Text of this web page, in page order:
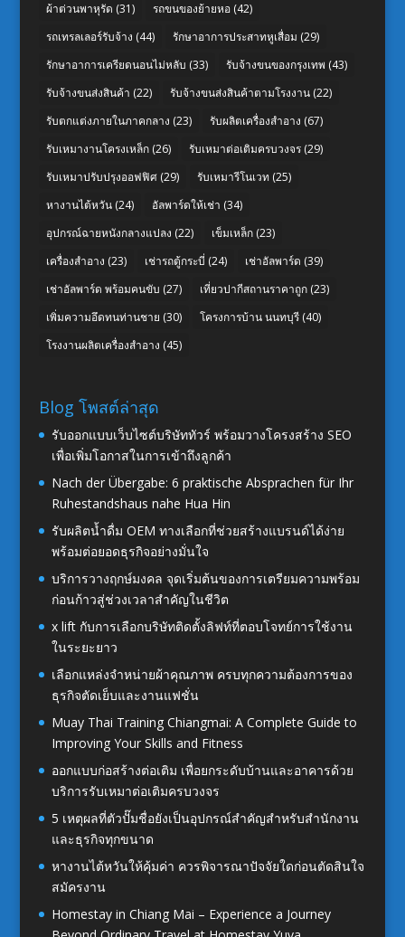
ผ้าต่วนพาหุรัด (31) รถขนของย้ายหอ(42)
รถเทรลเลอร์รับจ้าง (44) รักษาอาการประสาทหูเสื่อม (29)
รักษาอาการเครียดนอนไม่หลับ (33) รับจ้างขนของกรุงเทพ (43)
รับจ้างขนส่งสินค้า (22) รับจ้างขนส่งสินค้าตามโรงงาน(22)
รับตกแต่งภายในภาคกลาง (23) รับผลิตเครื่องสำอาง (67)
รับเหมางานโครงเหล็ก(26) รับเหมาต่อเติมครบวงจร(29)
รับเหมาปรับปรุงออฟฟิศ(29) รับเหมารีโนเวท (25)
หางานไต้หวัน(24) อัลพาร์ดให้เช่า (34)
อุปกรณ์ฉายหนังกลางแปลง (22) เข็มเหล็ก(23)
เครื่องสำอาง (23) เช่ารถตู้กระบี่ (24) เช่าอัลพาร์ด (39)
เช่าอัลพาร์ด พร้อมคนขับ (27) เที่ยวปากีสถานราคาถูก(23)
เพิ่มความอึดทนท่านชาย (30) โครงการบ้าน นนทบุรี(40)
โรงงานผลิตเครื่องสำอาง (45)
Blog โพสต์ล่าสุด
รับออกแบบเว็บไซต์บริษัททัวร์ พร้อมวางโครงสร้าง SEO
เพื่อเพิ่มโอกาสในการเข้าถึงลูกค้า
Nach der Übergabe: 6 praktische Absprachen für Ihr
Ruhestandshaus nahe Hua Hin
รับผลิตน้ำดื่ม OEM ทางเลือกที่ช่วยสร้างแบรนด์ได้ง่าย
พร้อมต่อยอดธุรกิจอย่างมั่นใจ
บริการวางฤกษ์มงคล จุดเริ่มต้นของการเตรียมความพร้อม
ก่อนก้าวสู่ช่วงเวลาสำคัญในชีวิต
x lift กับการเลือกบริษัทติดตั้งลิฟท์ที่ตอบโจทย์การใช้งาน
ในระยะยาว
เลือกแหล่งจำหน่ายผ้าคุณภาพ ครบทุกความต้องการของ
ธุรกิจตัดเย็บและงานแฟชั่น
Muay Thai Training Chiangmai: A Complete Guide to
Improving Your Skills and Fitness
ออกแบบก่อสร้างต่อเติม เพื่อยกระดับบ้านและอาคารด้วย
บริการรับเหมาต่อเติมครบวงจร
5 เหตุผลที่ตัวปั๊มชื่อยังเป็นอุปกรณ์สำคัญสำหรับสำนักงาน
และธุรกิจทุกขนาด
หางานไต้หวันให้คุ้มค่า ควรพิจารณาปัจจัยใดก่อนตัดสินใจ
สมัครงาน
Homestay in Chiang Mai – Experience a Journey